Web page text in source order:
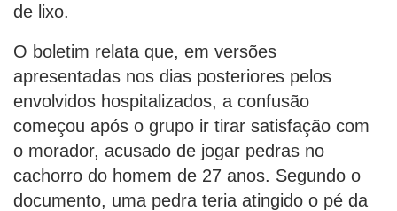
de lixo.
O boletim relata que, em versões
apresentadas nos dias posteriores pelos
envolvidos hospitalizados, a confusão
começou após o grupo ir tirar satisfação com
o morador, acusado de jogar pedras no
cachorro do homem de 27 anos. Segundo o
documento, uma pedra teria atingido o pé da